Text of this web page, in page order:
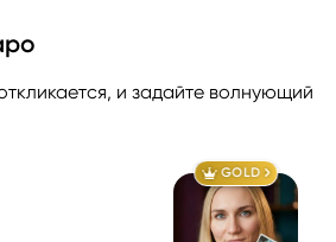
и задайте волнующий
GOLD